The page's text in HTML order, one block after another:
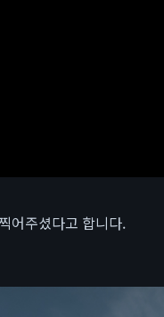
어주셨다고 합니다.